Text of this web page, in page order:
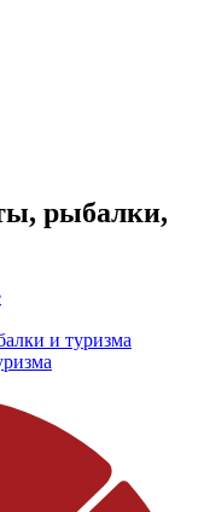
рыбалки,
и туризма